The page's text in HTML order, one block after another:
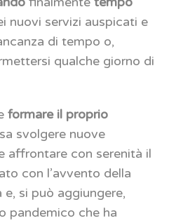
nuovi servizi auspicati e
di tempo o,
qualche giorno di
formare il proprio
svolgere nuove
affrontare con serenità il
con l’avvento della
si può aggiungere,
pandemico che ha